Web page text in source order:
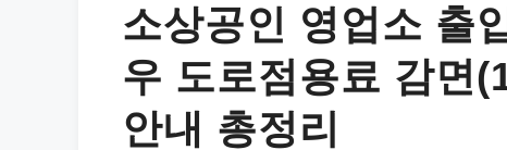
소상공인 영업소 출
우 도로점용료 감면
안내 총정리